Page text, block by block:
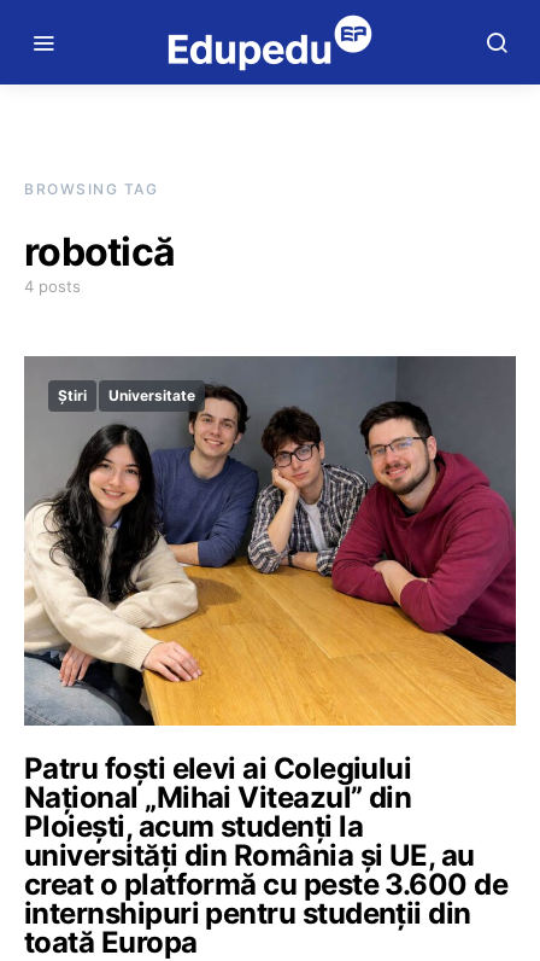
BROWSING TAG
robotică
4 posts
Știri Universitate
Patru foști elevi ai Colegiului
Național „Mihai Viteazul” din
Ploiești, acum studenți la
universități din România și UE, au
creat o platformă cu peste 3.600 de
internshipuri pentru studenții din
toată Europa